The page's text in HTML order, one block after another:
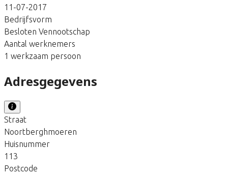
11-07-2017
Bedrijfsvorm
Besloten Vennootschap
Aantal werknemers
1 werkzaam persoon
Adresgegevens
Straat
Noortberghmoeren
Huisnummer
113
Postcode